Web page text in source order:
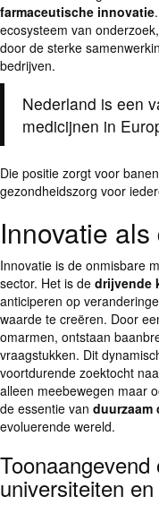
farmaceutische innovatie
ecosysteem van
door de sterke
bedrijven.
Nederland is een
medicijnen in
Die positie zorgt voor
gezondheidszorg voor
Innovatie
Innovatie is de onmisbare
sector. Het is de drijvende
anticiperen op
waarde te creëren. Door
omarmen, ontstaan
vraagstukken. Dit
voortdurende zoektocht
alleen meebewegen maar
de essentie van duurzaam
evoluerende wereld.
universiteiten